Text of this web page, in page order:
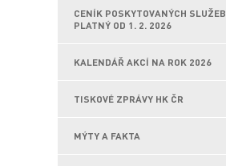
CENÍK POSKYTOVANÝCH SLUŽEB
PLATNÝ OD 1. 2. 2026
KALENDÁŘ AKCÍ NA ROK 2026
TISKOVÉ ZPRÁVY HK ČR
MÝTY A FAKTA